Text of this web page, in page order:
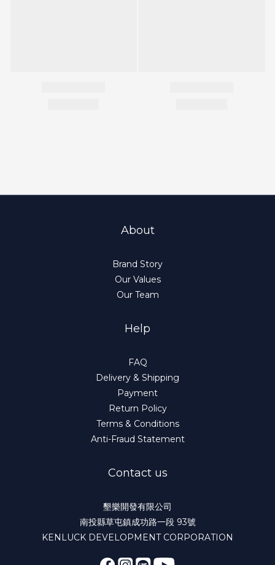
About
Brand Story
Our Values
Our Team
Help
FAQ
Delivery & Shipping
Payment
Return Policy
Terms & Conditions
Anti-Fraud Statement
Contact us
墾樂開發有限公司
南投縣草屯鎮成功路一段 93號
KENLUCK DEVELOPMENT CORPORATION